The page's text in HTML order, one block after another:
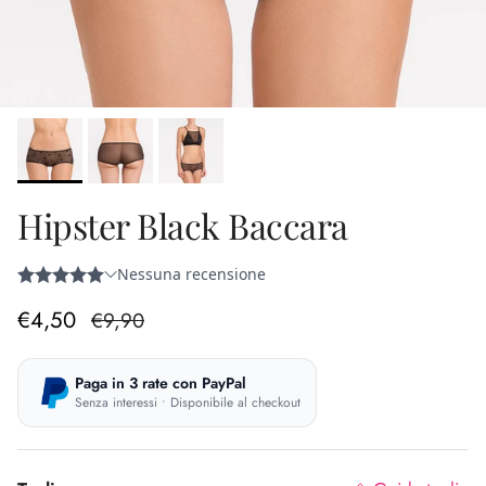
Hipster Black Baccara
Prezzo di vendita
€4,50 Prezzo normale
€9,90
Paga in 3 rate con PayPal
Senza interessi • Disponibile al checkout